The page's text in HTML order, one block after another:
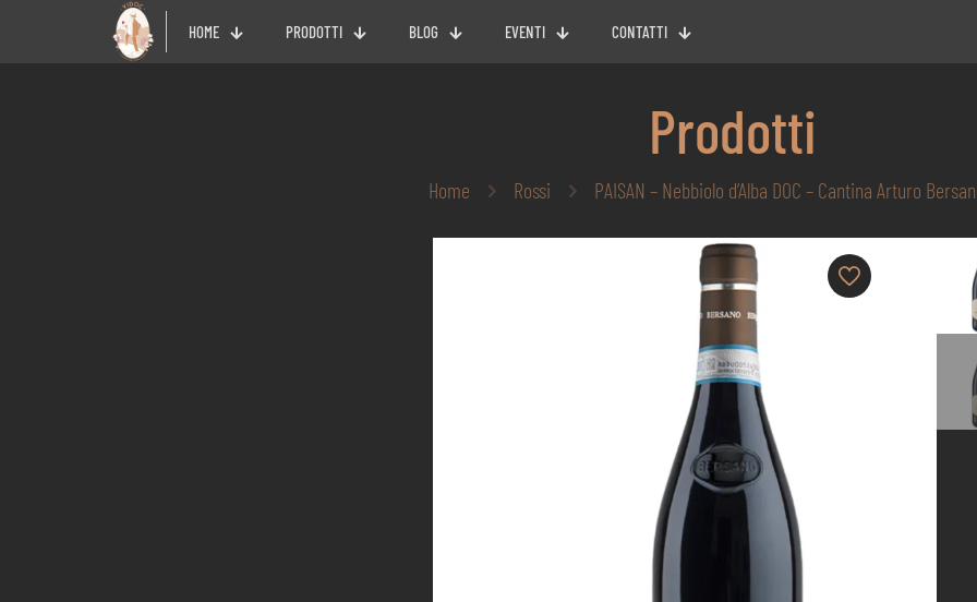
HOME PRODOTTI BLOG EVENTI CONTATTI
Prodotti
Home Rossi PAISAN – Nebbiolo d’Alba DOC – Cantina Arturo